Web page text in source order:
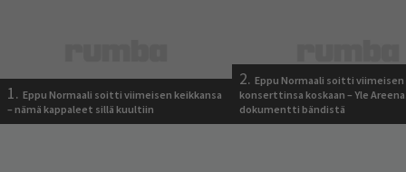
1. Eppu Normaali soitti viimeisen keikkansa
– nämä kappaleet sillä kuultiin
2. Eppu Normaali soitti viimeisen
konserttinsa koskaan – Yle
dokumentti bändistä